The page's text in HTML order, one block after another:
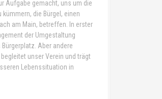
Aufgabe gemacht, uns um die
die Bürgel, einen
am Main, betreffen. In erster
der Umgestaltung
Aber andere
unser Verein und trägt
Lebenssituation in